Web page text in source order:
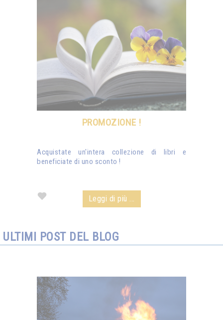
PROMOZIONE !
Acquistate un'intera collezione di libri e
beneficiate di uno sconto !
Leggi di più ...
ULTIMI POST DEL BLOG